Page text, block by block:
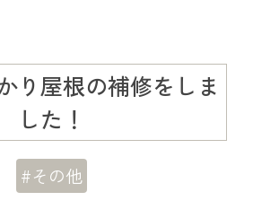
り屋根の補修をしま
した！
#その他